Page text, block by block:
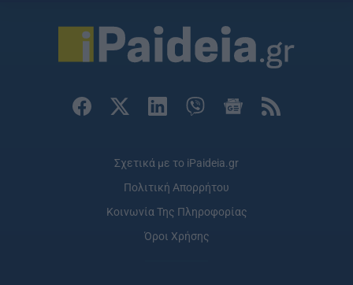
Σχετικά με το iPaideia.gr
Πολιτική Απορρήτου
Κοινωνία Της Πληροφορίας
Όροι Χρήσης